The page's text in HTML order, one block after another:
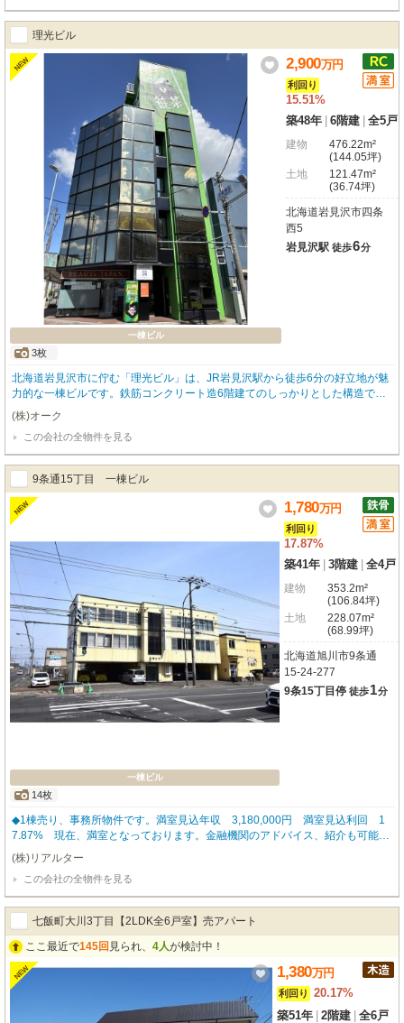
す
理光ビル
NEW
一棟ビル
3枚
2,900万円
利回り
15.51%
築48年 6階建 全5戸
建物
476.22m²
(144.05坪)
土地
121.47m²
(36.74坪)
北海道岩見沢市四条
西5
岩見沢駅 徒歩6分
北海道岩見沢市に佇む「理光ビル」は、JR岩見沢駅から徒歩6分の好立地が魅
力的な一棟ビルです。鉄筋コンクリート造6階建てのしっかりとした構造で、
現在は5戸がすべて満室稼働中。表面利回り15.51%と、安定した収益が期待で
きる投資物件として、ぜひご検討いただきたい一軒です。複数路線が利用でき
る岩見沢駅まで徒歩圏内で、入居者様にとっても通勤・通学に大変便利なロケ
ーション。周辺にはスーパー「Aコープであえーる店」（徒歩2分）や「ジェ
イアール生鮮市場岩見沢店」（徒歩5分）、コンビニ「ローソン」（徒歩2
分）、ドラッグストア「サツドラ」（徒歩3分）、そして病院（徒歩1分）ま
で、生活に欠かせない施設が充実しており、日々の暮らしを快適にサポートし
てくれる環境が整っています。角地に位置しているため、開放感も魅力の一つ
です。この機会に、安心と将来性のある不動産投資を始めてみませんか？
(株)オーク
この会社の全物件を見る
9条通15丁目 一棟ビル
NEW
一棟ビル
14枚
1,780万円
利回り
17.87%
築41年 3階建 全4戸
建物
353.2m²
(106.84坪)
土地
228.07m²
(68.99坪)
北海道旭川市9条通
15-24-277
9条15丁目停 徒歩1分
◆1棟売り、事務所物件です。満室見込年収 3,180,000円 満室見込利回 1
7.87% 現在、満室となっております。金融機関のアドバイス、紹介も可能で
すのでお気軽にお問い合わせくださいませ。◆固定資産・都市計画税:296,000
円※管理引継ぎ特約有り◆問い合わせは担当:小笠原(080-5836-3943)までご連
絡ください。
(株)リアルター
この会社の全物件を見る
七飯町大川3丁目【2LDK全6戸室】売アパート
ここ最近で145回 見られ、 4人が検討中！
NEW 1,380万円
利回り
20.17%
築51年 2階建 全6戸